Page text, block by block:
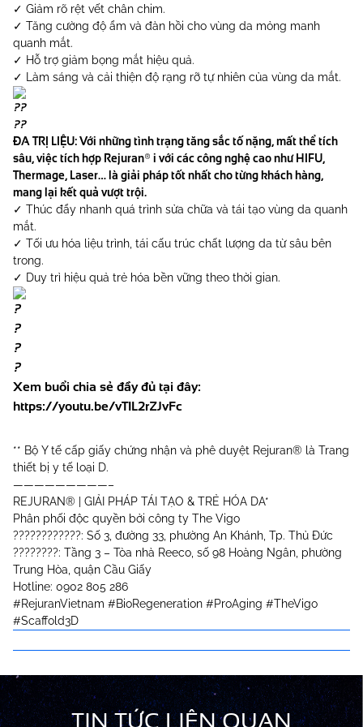
✓ Giảm rõ rệt vết chân chim.
✓ Tăng cường độ ẩm và đàn hồi cho vùng da mỏng manh
quanh mắt.
✓ Hỗ trợ giảm bọng mắt hiệu quả.
✓ Làm sáng và cải thiện độ rạng rỡ tự nhiên của vùng da mắt.
ĐA TRỊ LIỆU: Với những tình trạng tăng sắc tố nặng, mất thể tích
sâu, việc tích hợp Rejuran® i với các công nghệ cao như HIFU,
Thermage, Laser… là giải pháp tốt nhất cho từng khách hàng,
mang lại kết quả vượt trội.
✓ Thúc đẩy nhanh quá trình sửa chữa và tái tạo vùng da quanh
mắt.
✓ Tối ưu hóa liệu trình, tái cấu trúc chất lượng da từ sâu bên
trong.
✓ Duy trì hiệu quả trẻ hóa bền vững theo thời gian.
Xem buổi chia sẻ đầy đủ tại đây:
https://youtu.be/vTIL2rZJvFc
** Bộ Y tế cấp giấy chứng nhận và phê duyệt Rejuran® là Trang
thiết bị y tế loại D.
—————————–
REJURAN® | GIẢI PHÁP TÁI TẠO & TRẺ HÓA DA*
Phân phối độc quyền bởi công ty The Vigo
????????????: Số 3, đường 33, phường An Khánh, Tp. Thủ Đức
????????: Tầng 3 – Tòa nhà Reeco, số 98 Hoàng Ngân, phường
Trung Hòa, quận Cầu Giấy
Hotline: 0902 805 286
#RejuranVietnam #BioRegeneration #ProAging #TheVigo
#Scaffold3D